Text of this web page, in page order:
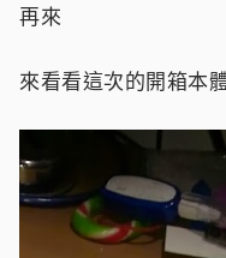
再來
來看看這次的開箱本